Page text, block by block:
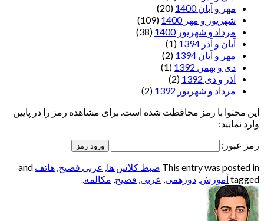
مهر و آبان 1400
(20)
شهریور و مهر 1400
(109)
مرداد و شهریور 1400
(38)
آبان و آذر 1394
(1)
مهر و آبان 1394
(2)
دی و بهمن 1392
(1)
آذر و دی 1392
(2)
مرداد و شهریور 1392
(2)
این محتوا با رمز محافظت شده است. برای مشاهده رمز را در پایین
وارد نمایید:
رمز عبور:
This entry was posted in ضبط کلاس ها, عربی فصیح, هاتف and
tagged آموزش, دورهمی, عربی, فصیح, مکالمه.